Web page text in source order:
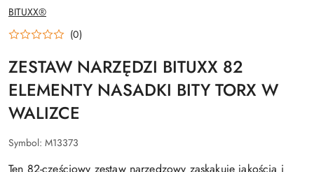
NAZWA
PRODUCENTA:
BITUXX®
(0)
ZESTAW NARZĘDZI BITUXX 82
ELEMENTY NASADKI BITY TORX W
WALIZCE
Symbol: M13373